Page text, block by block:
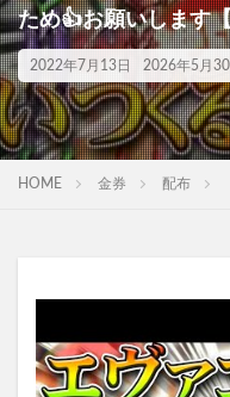
ため👍お願いします
2022年7月13日 2026年5月30
HOME 金券 配布